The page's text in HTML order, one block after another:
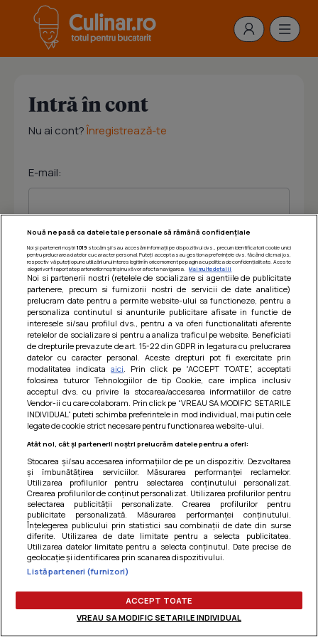
Intră în cont
Nu ai cont?Înregistrează-te
E-mail:
Parola:
Am uitat parola
Termeni si conditii|Politica de cookies
Politica de
confidentialitate
Nouă ne pasă ca datele tale personale să rămână confidențiale
Noi și partenerii noștri 1019stocăm și/sau accesăm informații pe dispozitivul dvs., precum identificatorii cookie unici
pentru prelucrarea datelor cu caracter personal. Puteți accepta sau gestiona preferințele dvs. făcând clic mai jos,
respectiv vă puteți opune utilizării unui interes legitim în orice moment pe pagina cu politica de confidențialitate. Aceste
alegeri vor fi raportate partenerilor noștri și nu vă vor afecta navigarea.
Mai multe detalii
Noi si partenerii nostri (retelele de socializare si agentiile de publicitate
partenere, precum si furnizorii nostri de servicii de date analitice)
prelucram date pentru a permite website-ului sa functioneze, pentru a
personaliza continutul si anunturile publicitare afisate in functie de
interesele si/sau profilul dvs., pentru a va oferi functionalitati aferente
retelelor de socializare si pentru a analiza traficul pe website. Beneficiati
de drepturile prevazute de art. 15-22 din GDPR in legatura cu prelucrarea
datelor cu caracter personal. Aceste drepturi pot fi exercitate prin
modalitatea indicataaici . Prin click pe “ACCEPT TOATE”, acceptati
folosirea tuturor Tehnologiilor de tip Cookie, care implica inclusiv
acceptul dvs. cu privire la stocarea/accesarea informatiilor de catre
Vendor-ii cu care colaboram. Prin click pe “VREAU SA MODIFIC SETARILE
INDIVIDUAL” puteti schimba preferintele in mod individual, mai putin cele
legate de cookie strict necesare pentru functionarea website-ului.
Atât noi, cât și partenerii noștri prelucrăm datele pentru a oferi:
Stocarea și/sau accesarea informațiilor de pe un dispozitiv. Dezvoltarea
și îmbunătățirea serviciilor. Măsurarea performanței reclamelor.
Utilizarea profilurilor pentru selectarea conținutului personalizat.
Crearea profilurilor de conținut personalizat. Utilizarea profilurilor pentru
selectarea publicității personalizate. Crearea profilurilor pentru
publicitate personalizată. Măsurarea performanței conținutului.
Înțelegerea publicului prin statistici sau combinații de date din surse
diferite. Utilizarea de date limitate pentru a selecta publicitatea.
Utilizarea datelor limitate pentru a selecta conținutul. Date precise de
geolocație și identificarea prin scanarea dispozitivului.
Listă parteneri (furnizori)
ACCEPT TOATE
VREAU SA MODIFIC SETARILE INDIVIDUAL